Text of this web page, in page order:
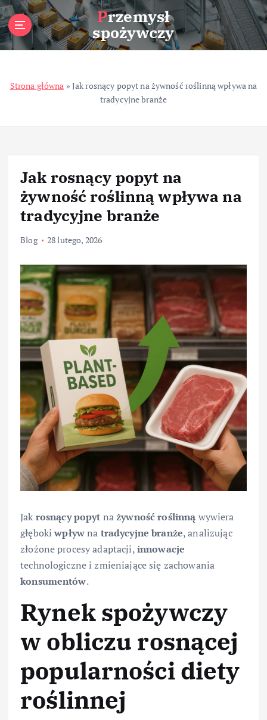
S
k
i
p
t
Przemysł
spożywczy
Strona główna » Jak rosnący popyt na żywność roślinną wpływa na
tradycyjne branże
Jak rosnący popyt na
żywność roślinną wpływa na
tradycyjne branże
Blog 28 lutego, 2026
Jak rosnącypopyt nażywność roślinną wywiera
głębokiwpływna tradycyjne branże, analizując
złożone procesy adaptacji,innowacje
technologiczne i zmieniające się zachowania
konsumentów.
Rynek spożywczy
w obliczu rosnącej
popularności diety
roślinnej